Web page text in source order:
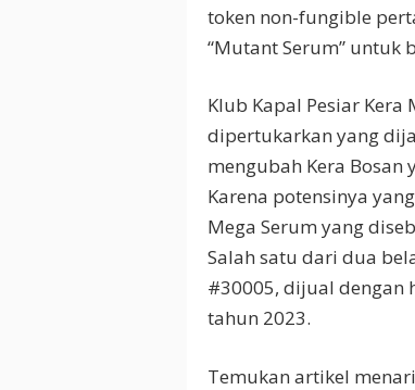
token non-fungible
“Mutant Serum” untuk
Klub Kapal Pesiar
dipertukarkan yang
mengubah Kera Bosan
Karena potensinya
Mega Serum yang
Salah satu dari dua
#30005, dijual dengan
tahun 2023.
Temukan artikel